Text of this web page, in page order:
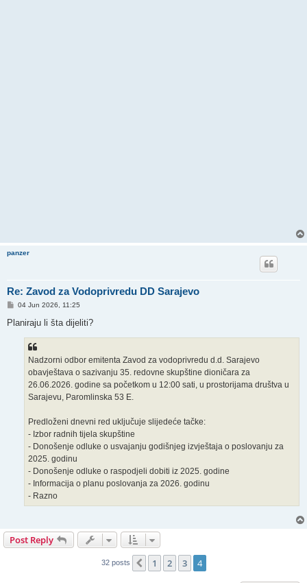
panzer
Re: Zavod za Vodoprivredu DD Sarajevo
P
s
04 Jun 2026, 11:25
Planiraju li šta dijeliti?
Nadzorni odbor emitenta Zavod za vodoprivredu d.d. Sarajevo
obavještava o sazivanju 35. redovne skupštine dioničara za
26.06.2026. godine sa početkom u 12:00 sati, u prostorijama društva u
Sarajevu, Paromlinska 53 E.
Predloženi dnevni red uključuje slijedeće tačke:
- Izbor radnih tijela skupštine
- Donošenje odluke o usvajanju godišnjeg izvještaja o poslovanju za
2025. godinu
- Donošenje odluke o raspodjeli dobiti iz 2025. godine
- Informacija o planu poslovanja za 2026. godinu
- Razno
Post Reply
32 posts Previous
1 2 3 4